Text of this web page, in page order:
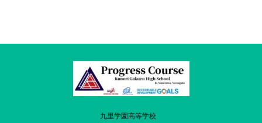
九里学園高等学校